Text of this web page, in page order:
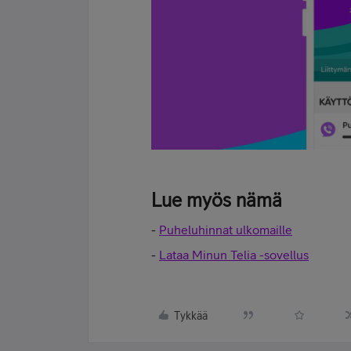
Lue myös nämä
- Puheluhinnat ulkomaille
- Lataa Minun Telia -sovellus
Tykkää